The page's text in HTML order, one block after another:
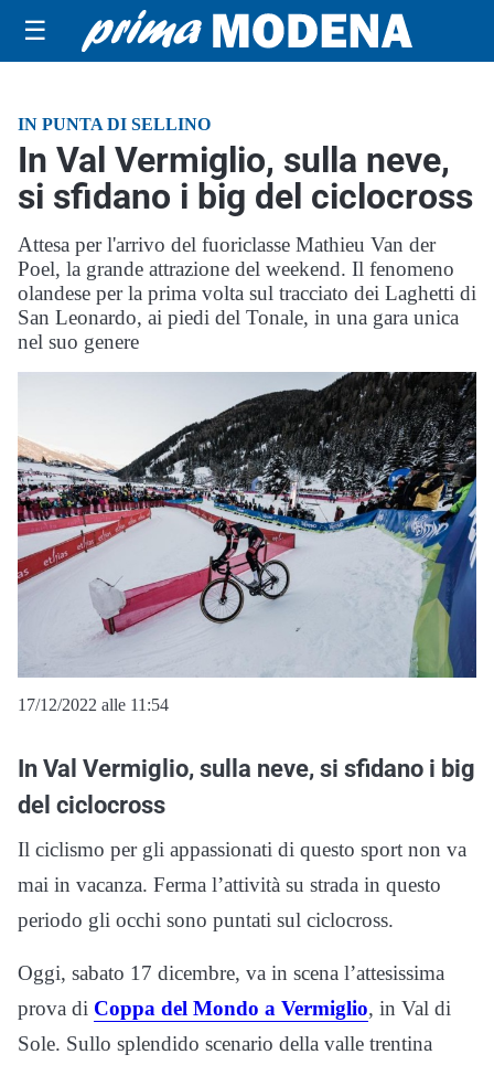
☰
IN PUNTA DI SELLINO
In Val Vermiglio, sulla neve,
si sfidano i big del ciclocross
Attesa per l'arrivo del fuoriclasse Mathieu Van der
Poel, la grande attrazione del weekend. Il fenomeno
olandese per la prima volta sul tracciato dei Laghetti di
San Leonardo, ai piedi del Tonale, in una gara unica
nel suo genere
17/12/2022 alle 11:54
In Val Vermiglio, sulla neve, si sfidano i big
del ciclocross
Il ciclismo per gli appassionati di questo sport non va
mai in vacanza. Ferma l’attività su strada in questo
periodo gli occhi sono puntati sul ciclocross.
Oggi, sabato 17 dicembre, va in scena l’attesissima
prova di Coppa del Mondo a Vermiglio, in Val di
Sole. Sullo splendido scenario della valle trentina